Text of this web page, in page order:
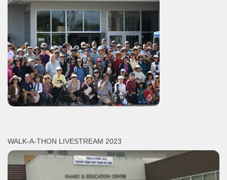
WALK-A-THON LIVESTREAM 2023